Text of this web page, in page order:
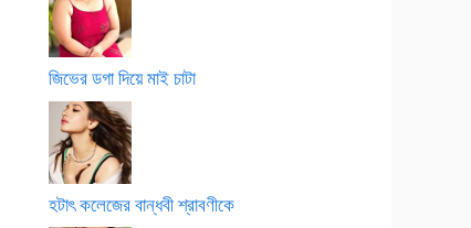
জিভের ডগা দিয়ে মাই চাটা
হটাৎ কলেজের বান্ধবী শ্রাবণীকে